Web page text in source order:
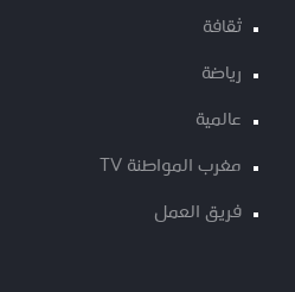
ثقافة
رياضة
عالمية
مغرب المواطنة TV
فريق العمل